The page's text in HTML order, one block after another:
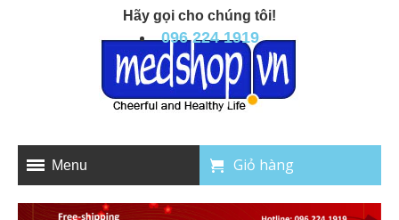
Menu Giỏ hàng
Hãy gọi cho chúng tôi!
096 224 1919